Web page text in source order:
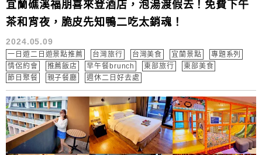
宜蘭礁溪福朋喜來登酒店，泡湯渡假去！免費下午
茶和宵夜，脆皮先知鴨二吃太銷魂！
2024.05.09
一日遊二日遊景點推薦 台灣旅行 台灣美食 宜蘭景點
專題系列
情侶約會
推薦飯店 早午餐brunch 東部旅行
東部美食
節日聚餐
親子餐廳 週休二日好去處